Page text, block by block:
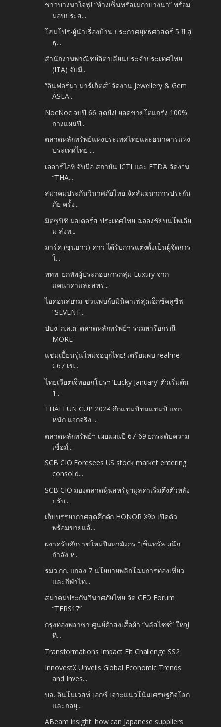
ชาวบางนาใจฟู! “ห้างเซ็นทรัลเมกาบางนา” พร้อม
มอบประส...
โฮมโปร-ผู้นำเรื่องบ้าน ประกาศยุทธศาสตร์ 5 ปี สู่
ธุ...
สำนักงานพาณิชย์อิตาเลียนประจำประเทศไทย
(ITA) จับมื...
“อินฟอร์มา มาร์เก็ตส์” จัดงาน Jewellery & Gem
ASEA...
NocNoc จบปี 66 สุดปัง! ยอดขายโตแกร่ง 100%
กางแผนปี...
ตลาดหลักทรัพย์แห่งประเทศไทยและธนาคารแห่ง
ประเทศไทย ...
เออาร์ไอพี จับมือ สถาบัน ICTI และ ETDA จัดงาน
“THA...
สมาคมประกันวินาศภัยไทย จัดสัมมนาการประกัน
ภัย ครั้ง...
มิตซูบิชิ มอเตอร์ส ประเทศไทย ฉลองชัยบนโพเดีย
ม ส่งท...
มาร์ค (ชุนฮาว) คาว ได้รับการแต่งตั้งเป็นผู้จัดการ
ใ...
ททท. ยกทัพผู้ประกอบการกลุ่ม Luxury จาก
แคนาดาและสหร...
ไอคอนสยาม ชวนพบกับมินิคาเฟ่สุดเอ็กซ์คลูซีฟ
“SEVENT...
ปปง. ก.ล.ต. ตลาดหลักทรัพย์ฯ ร่วมหารือกรณี
MORE
แชมเปี้ยนรุ่นใหม่จ่อบุกไทย! เตรียมพบ realme
C67 เข...
ไทยเวียตเจ็ทออกโปรฯ ‘Lucky January’ ตั๋วเริ่มต้น
1...
THAI FUN CUP 2024 ศึกแชมป์ชนแชมป์ แจก
หนัก แจกจริง ...
ตลาดหลักทรัพย์ฯ เผยแผนปี 67-69 ยกระดับความ
เชื่อมั่...
SCB CIO Foresees US stock market entering
consolid...
SCB CIO มองตลาดหุ้นสหรัฐฯมูลค่าเริ่มตึงตัวหลัง
ปรับ...
เก็บบรรยากาศสุดคึกคัก HONOR X9b เปิดตัว
พร้อมขายแล้...
ผงาดรับศักราชใหม่ปีมหามังกร “เซ็นทรัล ผนึก
กำลัง ห...
รมว.กก. แถลง 7 นโยบายพลิกโฉมการท่องเที่ยว
และกีฬาไท...
สมาคมประกันวินาศภัยไทย จัด CEO Forum
“TFRS17”
กรุงทองพลาซา ศูนย์ค้าส่งเสื้อผ้า “พลัสไซซ์” ใหญ่
ที...
Transformations Impact Fit Challenge SS2
InnovestX Unveils Global Economic Trends
and Inves...
บล. อินโนเวสท์ เอกซ์ เจาะแนวโน้มเศรษฐกิจโลก
และกลยุ...
ABeam insight: how can Japanese suppliers